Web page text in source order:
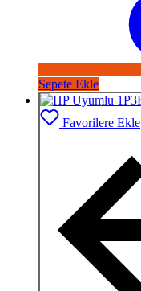
Sepete Ekle
Favorilere Ekle